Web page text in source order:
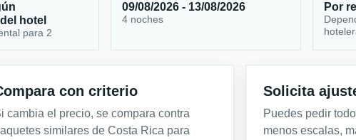
hotel
para 2
09/08/2026 - 13/08/2026
4 noches
Por
con criterio
cambia el precio, se compara contra
similares de Costa Rica para
Solicita
Puedes pedir
menos escalas,